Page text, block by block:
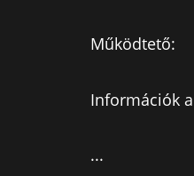
Működtető:
Információk
...